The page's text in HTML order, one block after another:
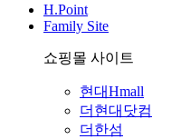
H.Point
Family Site
쇼핑몰 사이트
현대Hmall
더현대닷컴
더한섬